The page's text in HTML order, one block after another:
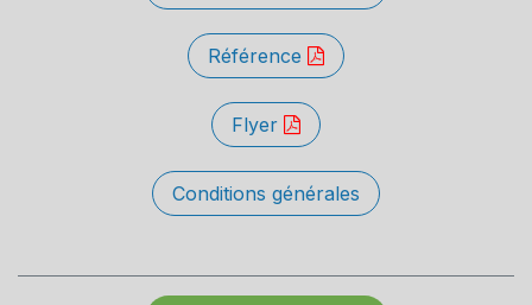
Référence
Flyer
Conditions générales